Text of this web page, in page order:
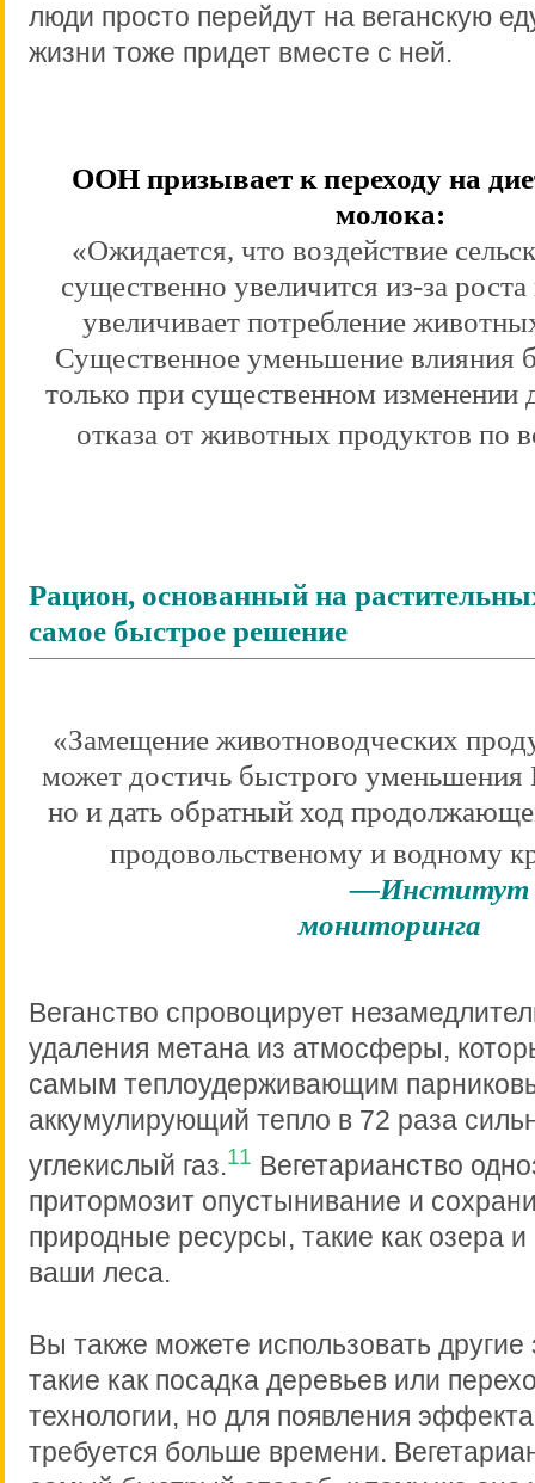
люди просто перейдут на веганскую
жизни тоже придет вместе с ней.
ООН призывает к переходу на
молока:
«Ожидается, что воздействие
существенно увеличится из-за
увеличивает потребление
Существенное уменьшение влияния
только при существенном изменении
отказа от животных продуктов по
Рацион, основанный на
самое быстрое решение
«Замещение животноводческих
может достичь быстрого
но и дать обратный ход
продовольственому и водному
—Институт
мониторинга
Веганство спровоцирует
удаления метана из атмосферы,
самым теплоудерживающим
аккумулирующий тепло в 72 раза
углекислый газ.11 Вегетарианство
притормозит опустынивание и
природные ресурсы, такие как озера
ваши леса.
Вы также можете использовать
такие как посадка деревьев или
технологии, но для появления эффекта
требуется больше времени.